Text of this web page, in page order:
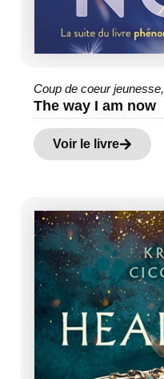
Coup de coeur jeunesse,
The way I am now
Voir le livre